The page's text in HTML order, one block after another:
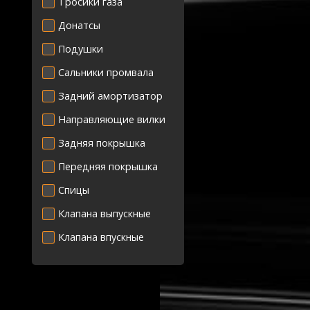
Донатсы
Подушки
Сальники промвала
Задний амортизатор
Направляющие вилки
Задняя покрышка
Передняя покрышка
Спицы
Клапана выпускные
Клапана впускные